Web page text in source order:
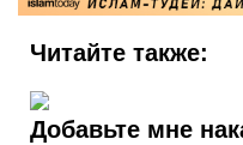
Читайте также:
Добавьте мне